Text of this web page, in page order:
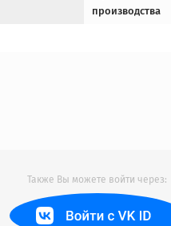
производства
Также Вы можете войти через: